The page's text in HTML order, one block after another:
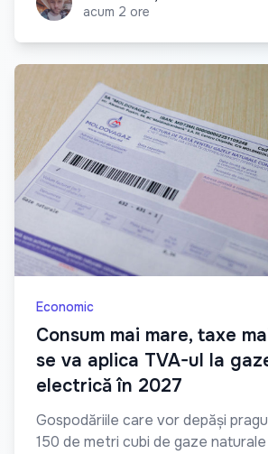
acum 2 ore
Economic
Consum mai mare, taxe
se va aplica TVA-ul la
electrică în 2027
Gospodăriile care vor depăși
150 de metri cubi de gaze